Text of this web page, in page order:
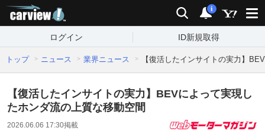
検索 通知
i
ログイン ID新規取得
トップ ニュース 業界ニュース 【復活したインサイトの実力】
【復活したインサイトの実力】BEVによって実現し
たホンダ流の上質な移動空間
2026.06.06 17:30掲載